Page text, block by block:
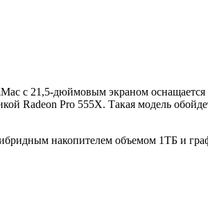
с 21,5-дюймовым экраном
Radeon Pro 555X. Такая модель
накопителем объемом 1ТБ и